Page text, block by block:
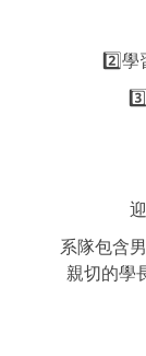
2️⃣學
系隊包含
親切的學